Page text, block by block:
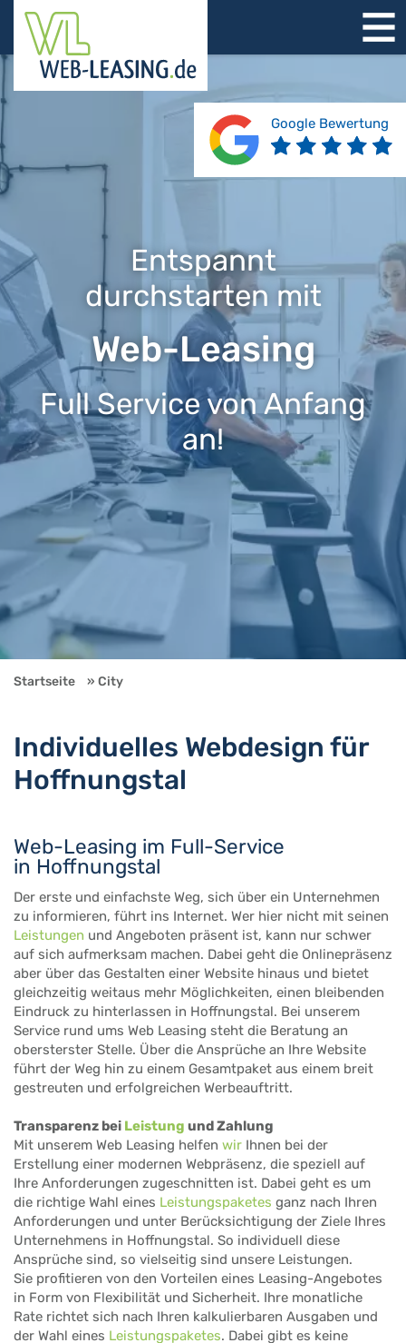
STARTSEITE
ÜBER UNS
PRODUKTE
REFERENZEN
BERATUNG
JOBS
KONTAKT
Entspannt
durchstarten mit
Web-Leasing
Full Service von Anfang
an!
Startseite City
Individuelles Webdesign für
Hoffnungstal
Web-Leasing im Full-Service
in Hoffnungstal
Der erste und einfachste Weg, sich über ein Unternehmen
zu informieren, führt ins Internet. Wer hier nicht mit seinen
Leistungen und Angeboten präsent ist, kann nur schwer
auf sich aufmerksam machen. Dabei geht die Onlinepräsenz
aber über das Gestalten einer Website hinaus und bietet
gleichzeitig weitaus mehr Möglichkeiten, einen bleibenden
Eindruck zu hinterlassen in Hoffnungstal. Bei unserem
Service rund ums Web Leasing steht die Beratung an
obersterster Stelle. Über die Ansprüche an Ihre Website
führt der Weg hin zu einem Gesamtpaket aus einem breit
gestreuten und erfolgreichen Werbeauftritt.
Transparenz bei Leistung und Zahlung
Mit unserem Web Leasing helfen wir Ihnen bei der
Erstellung einer modernen Webpräsenz, die speziell auf
Ihre Anforderungen zugeschnitten ist. Dabei geht es um
die richtige Wahl eines Leistungspaketes ganz nach Ihren
Anforderungen und unter Berücksichtigung der Ziele Ihres
Unternehmens in Hoffnungstal. So individuell diese
Ansprüche sind, so vielseitig sind unsere Leistungen.
Sie profitieren von den Vorteilen eines Leasing-Angebotes
in Form von Flexibilität und Sicherheit. Ihre monatliche
Rate richtet sich nach Ihren kalkulierbaren Ausgaben und
der Wahl eines Leistungspaketes. Dabei gibt es keine
Google Bewertung